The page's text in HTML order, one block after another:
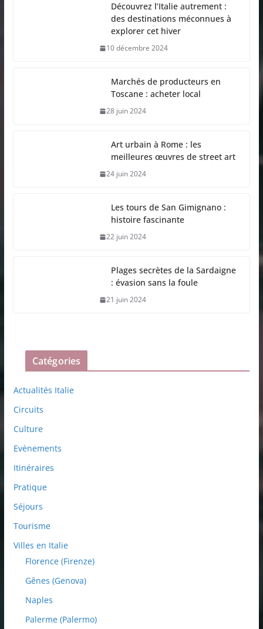
Découvrez l’Italie autrement :
des destinations méconnues à
explorer cet hiver
10 décembre 2024
Marchés de producteurs en
Toscane : acheter local
28 juin 2024
Art urbain à Rome : les
meilleures œuvres de street art
24 juin 2024
Les tours de San Gimignano :
histoire fascinante
22 juin 2024
Plages secrètes de la Sardaigne
: évasion sans la foule
21 juin 2024
Catégories
Actualités Italie
Circuits
Culture
Evènements
Itinéraires
Pratique
Séjours
Tourisme
Villes en Italie
Florence (Firenze)
Gênes (Genova)
Naples
Palerme (Palermo)